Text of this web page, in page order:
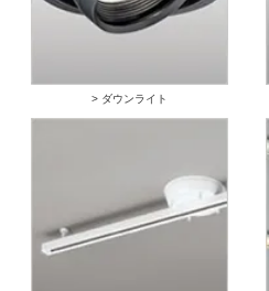
> ダウンライト